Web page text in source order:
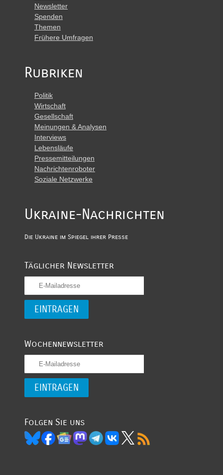
Newsletter
Spenden
Themen
Frühere Umfragen
Rubriken
Politik
Wirtschaft
Gesellschaft
Meinungen & Analysen
Interviews
Lebensläufe
Pressemitteilungen
Nachrichtenroboter
Soziale Netzwerke
Ukraine-Nachrichten
Die Ukraine im Spiegel ihrer Presse
Täglicher Newsletter
Wochennewsletter
Folgen Sie uns